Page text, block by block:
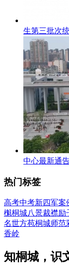
生第三批次
中心最新通
热门标签
高考中考新四军案
櫆桐城八景裁襟励
名世方苞桐城师范
香岭
知桐城，识